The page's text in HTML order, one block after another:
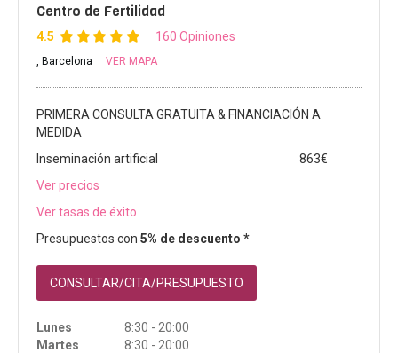
Centro de Fertilidad
4.5 160 Opiniones
, Barcelona VER MAPA
PRIMERA CONSULTA GRATUITA & FINANCIACIÓN A
MEDIDA
Inseminación artificial
863€
Ver precios
Ver tasas de éxito
Presupuestos con 5% de descuento *
CONSULTAR/CITA/PRESUPUESTO
Lunes
8:30 - 20:00
Martes
8:30 - 20:00